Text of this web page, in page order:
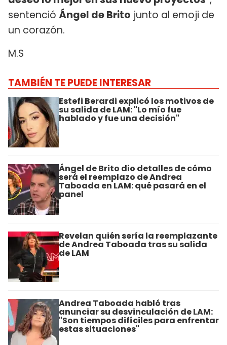
sentenció Ángel de Brito junto al emoji de
un corazón.
M.S
TAMBIÉN TE PUEDE INTERESAR
Estefi Berardi explicó los motivos de
su salida de LAM: "Lo mío fue
hablado y fue una decisión"
Ángel de Brito dio detalles de cómo
será el reemplazo de Andrea
Taboada en LAM: qué pasará en el
panel
Revelan quién sería la reemplazante
de Andrea Taboada tras su salida
de LAM
Andrea Taboada habló tras
anunciar su desvinculación de LAM:
"Son tiempos difíciles para enfrentar
estas situaciones"